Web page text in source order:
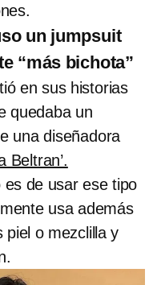
un jumpsuit
“más bichota”
en sus historias
quedaba un
una diseñadora
Beltran’.
de usar ese tipo
usa además
piel o mezclilla y